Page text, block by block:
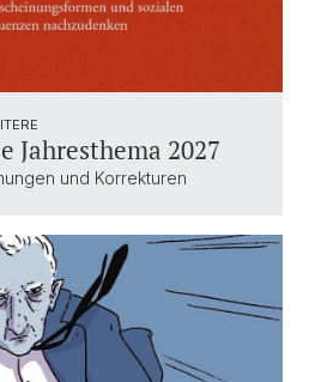
Jahresthema 2027
und Korrekturen